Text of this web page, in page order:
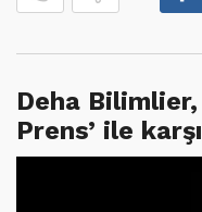
Deha
Prens’ ile